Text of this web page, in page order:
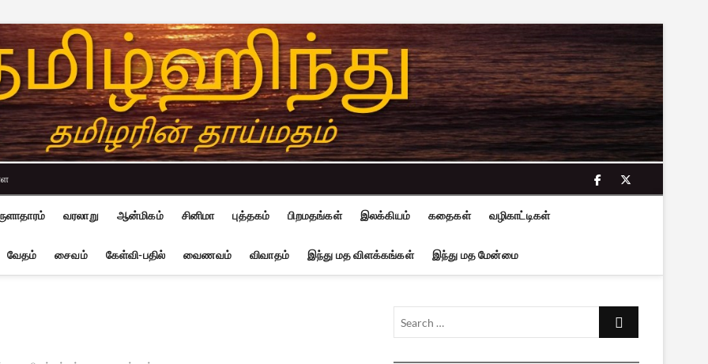
facebook
twitter
வரலாறு ஆன்மிகம் சினிமா புத்தகம் பிறமதங்கள் இலக்கியம் கதைகள் வழிகாட்டிகள்
வேதம் சைவம் கேள்வி-பதில் வைணவம் விவாதம் இந்து மத விளக்கங்கள் இந்து மத மேன்மை
Search